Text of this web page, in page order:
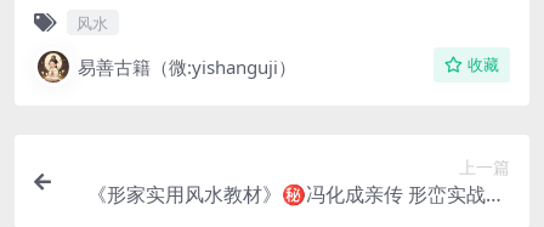
风水
易善古籍（微:yishanguji） 收藏
上一篇
《形家实用风水教材》㊙️冯化成亲传 形峦实战派·